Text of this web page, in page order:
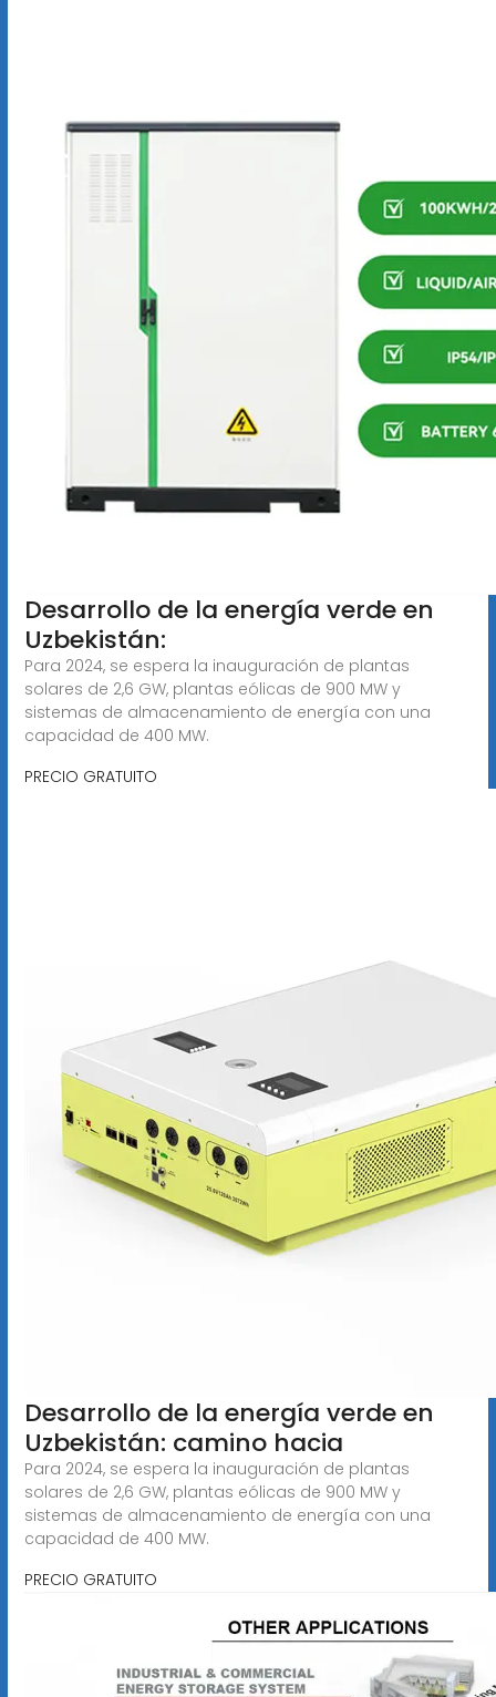
Desarrollo de la energía verde en
Uzbekistán:
Para 2024, se espera la inauguración de plantas
solares de 2,6 GW, plantas eólicas de 900 MW y
sistemas de almacenamiento de energía con una
capacidad de 400 MW.
PRECIO GRATUITO
Desarrollo de la energía verde en
Uzbekistán: camino hacia
Para 2024, se espera la inauguración de plantas
solares de 2,6 GW, plantas eólicas de 900 MW y
sistemas de almacenamiento de energía con una
capacidad de 400 MW.
PRECIO GRATUITO